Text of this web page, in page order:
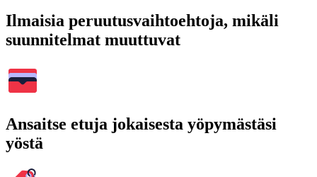
Ilmaisia peruutusvaihtoehtoja, mikäli
suunnitelmat muuttuvat
Ansaitse etuja jokaisesta yöpymästäsi
yöstä